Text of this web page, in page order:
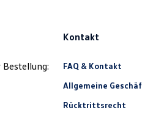
Bestellung:
Kontakt
FAQ & Kontakt
Allgemeine
Rücktrittsrecht